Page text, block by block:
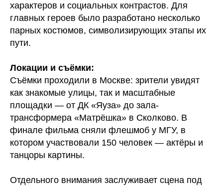
характеров и социальных контрастов. Для
главных героев было разработано несколько
парных костюмов, символизирующих этапы их
пути.
Локации и съёмки:
Съёмки проходили в Москве: зрители увидят
как знакомые улицы, так и масштабные
площадки — от ДК «Яуза» до зала-
трансформера «Матрёшка» в Сколково. В
финале фильма сняли флешмоб у МГУ, в
котором участвовали 150 человек — актёры и
танцоры картины.
Отдельного внимания заслуживает сцена под